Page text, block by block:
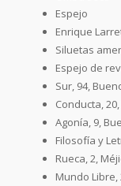
Espejo
Enrique
Siluetas
Espejo de
Sur, 94,
Conducta,
Agonía, 9,
Filosofía y
Rueca, 2,
Mundo Libre,